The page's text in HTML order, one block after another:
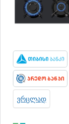
ვრცლად